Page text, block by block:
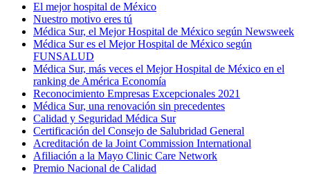
El mejor hospital de México
Nuestro motivo eres tú
Médica Sur, el Mejor Hospital de México según Newsweek
Médica Sur es el Mejor Hospital de México según
FUNSALUD
Médica Sur, más veces el Mejor Hospital de México en el
ranking de América Economía
Reconocimiento Empresas Excepcionales 2021
Médica Sur, una renovación sin precedentes
Calidad y Seguridad Médica Sur
Certificación del Consejo de Salubridad General
Acreditación de la Joint Commission International
Afiliación a la Mayo Clinic Care Network
Premio Nacional de Calidad